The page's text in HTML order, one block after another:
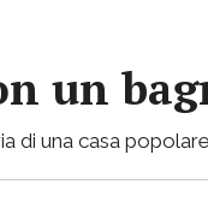
un
di una casa